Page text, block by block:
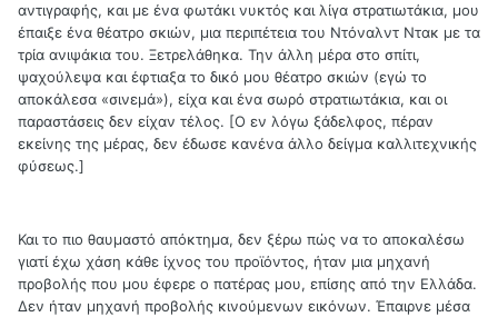
αντιγραφής, και με ένα φωτάκι νυκτός και λίγα στρατιωτάκια, μου
έπαιξε ένα θέατρο σκιών, μια περιπέτεια του Ντόναλντ Ντακ με τα
τρία ανιψάκια του. Ξετρελάθηκα. Την άλλη μέρα στο σπίτι,
ψαχούλεψα και έφτιαξα το δικό μου θέατρο σκιών (εγώ το
αποκάλεσα «σινεμά»), είχα και ένα σωρό στρατιωτάκια, και οι
παραστάσεις δεν είχαν τέλος. [Ο εν λόγω ξάδελφος, πέραν
εκείνης της μέρας, δεν έδωσε κανένα άλλο δείγμα καλλιτεχνικής
φύσεως.]
Και το πιο θαυμαστό απόκτημα, δεν ξέρω πώς να το αποκαλέσω
γιατί έχω χάση κάθε ίχνος του προϊόντος, ήταν μια μηχανή
προβολής που μου έφερε ο πατέρας μου, επίσης από την Ελλάδα.
Δεν ήταν μηχανή προβολής κινούμενων εικόνων. Έπαιρνε μέσα